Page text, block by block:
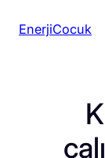
geçEnerjiCocuk